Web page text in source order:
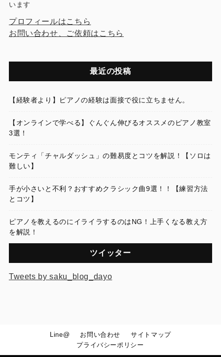
います
プロフィールはこちら
お問い合わせ、ご依頼はこちら
最近の投稿
【経験者より】ピアノの経験は面接で役に立ちません。
【オンラインで学べる】ぐんぐん伸びるオススメのピアノ教室
3選！
モンティ「チャルダッシュ」の難易度とコツを解説！【ソロは
難しい】
手が小さいと不利？おすすめクラシック曲9選！！【練習方法
とコツ】
ピアノを教えるのにイライラするのはNG！上手くなる教え方
を解説！
ツイッター
Tweets by saku_blog_dayo
Line@ お問い合わせ
サイトマップ
プライバシーポリシー